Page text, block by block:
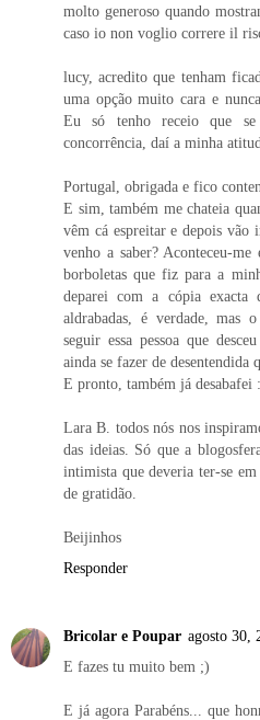
molto generoso quando
caso io non voglio correre il
lucy, acredito que tenham
uma opção muito cara e
Eu só tenho receio que
concorrência, daí a minha
Portugal, obrigada e fico
E sim, também me chateia
vêm cá espreitar e depois vão
venho a saber? Aconteceu-
borboletas que fiz para a
deparei com a cópia exacta
aldrabadas, é verdade, mas
seguir essa pessoa que
ainda se fazer de
E pronto, também já desabafei
Lara B. todos nós nos
das ideias. Só que a
intimista que deveria ter-se em
de gratidão.
Beijinhos
Responder
Bricolar e Poupar agosto 30,
E fazes tu muito bem ;)
E já agora Parabéns... que